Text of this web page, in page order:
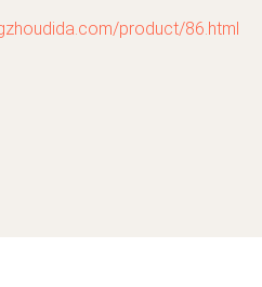
product/86.html